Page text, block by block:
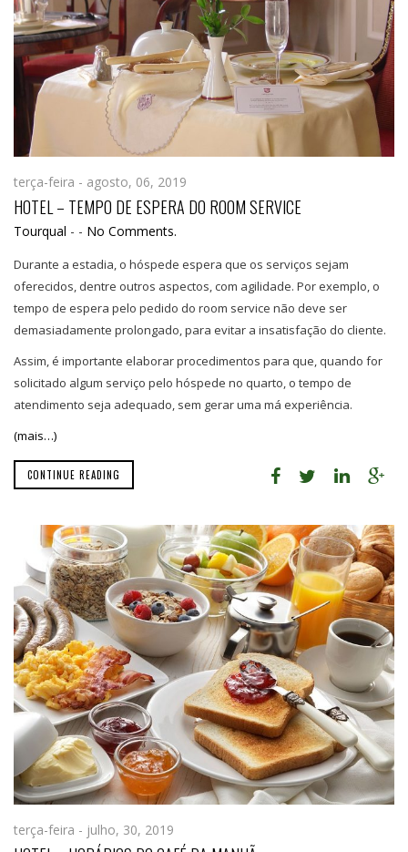
terça-feira - agosto, 06, 2019
HOTEL – TEMPO DE ESPERA DO ROOM SERVICE
Tourqual - - No Comments.
Durante a estadia, o hóspede espera que os serviços sejam
oferecidos, dentre outros aspectos, com agilidade. Por exemplo, o
tempo de espera pelo pedido do room service não deve ser
demasiadamente prolongado, para evitar a insatisfação do cliente.
Assim, é importante elaborar procedimentos para que, quando for
solicitado algum serviço pelo hóspede no quarto, o tempo de
atendimento seja adequado, sem gerar uma má experiência.
(mais…)
CONTINUE READING
terça-feira - julho, 30, 2019